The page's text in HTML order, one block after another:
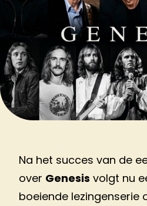
Na het succes van de
over Genesis volgt nu
boeiende lezingenserie